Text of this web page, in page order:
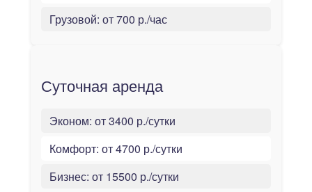
Грузовой: от 700 р./час
Суточная аренда
Эконом: от 3400 р./сутки
Комфорт: от 4700 р./сутки
Бизнес: от 15500 р./сутки